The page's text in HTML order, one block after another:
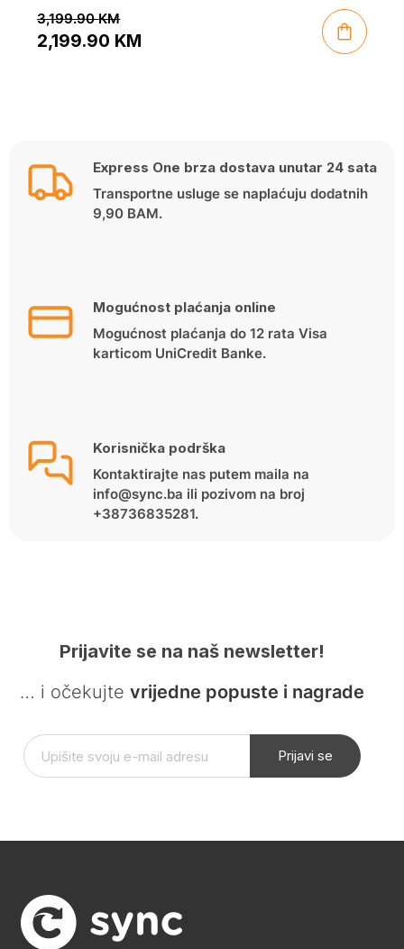
3,199.90KM
2,199.90 KM
Express One brza dostava unutar 24 sata
Transportne usluge se naplaćuju dodatnih
9,90 BAM.
Mogućnost plaćanja online
Mogućnost plaćanja do 12 rata Visa
karticom UniCredit Banke.
Korisnička podrška
Kontaktirajte nas putem maila na
info@sync.ba ili pozivom na broj
+38736835281.
Prijavite se na naš newsletter!
… i očekujte vrijedne popuste i nagrade
Prijavi se